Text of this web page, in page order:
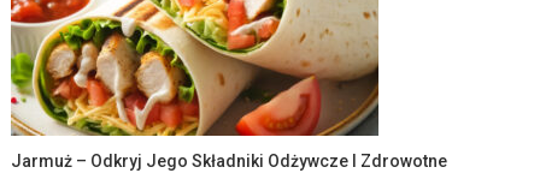
Jarmuż – Odkryj Jego Składniki Odżywcze I Zdrowotne